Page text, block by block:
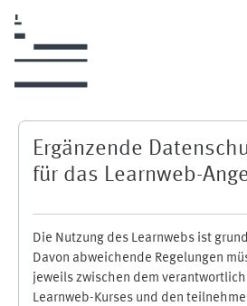
Ergänzende
für das Learnweb-
Die Nutzung des Learnwebs ist
Davon abweichende Regelungen
jeweils zwischen dem
Learnweb-Kurses und den